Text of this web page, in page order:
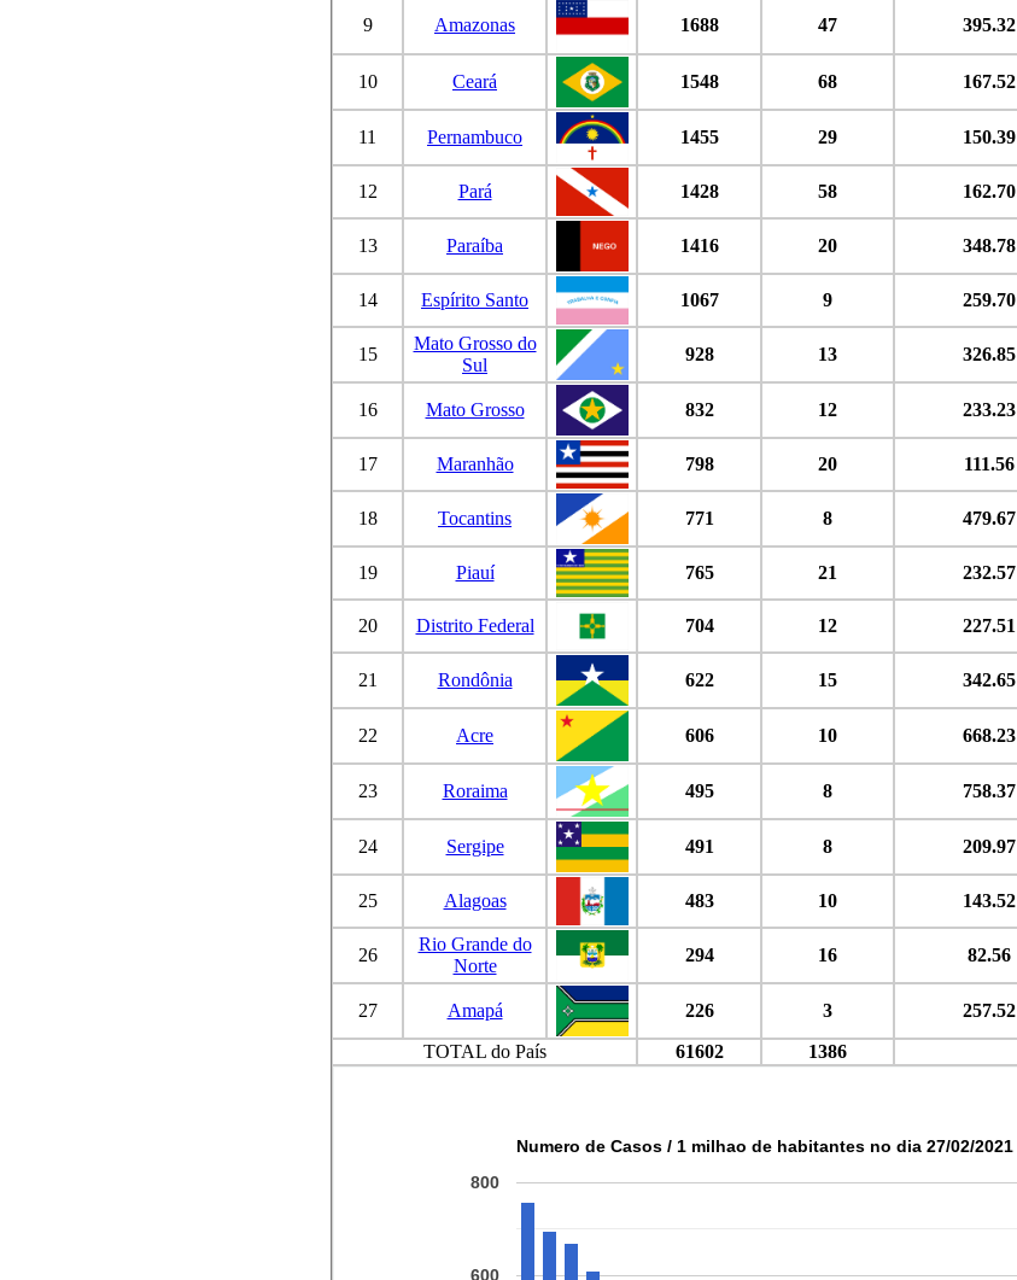
9 Amazonas 1688 47 395.32
10 Ceará 1548 68 167.52
11 Pernambuco 1455 29 150.39
12 Pará 1428 58 162.70
13 Paraíba 1416 20 348.78
14 Espírito Santo 1067 9 259.70
15
Mato Grosso do
Sul
928 13 326.85
16 Mato Grosso 832 12 233.23
17 Maranhão 798 20 111.56
18 Tocantins 771 8 479.67
19 Piauí 765 21 232.57
20 Distrito Federal 704 12 227.51
21 Rondônia 622 15 342.65
22 Acre 606 10 668.23
23 Roraima 495 8 758.37
24 Sergipe 491 8 209.97
25 Alagoas 483 10 143.52
26
Rio Grande do
Norte
294 16 82.56
27 Amapá 226 3 257.52
TOTAL do País
61602 1386
Numero de Casos / 1 milhao de habitantes no dia 27/02/2021
600
800